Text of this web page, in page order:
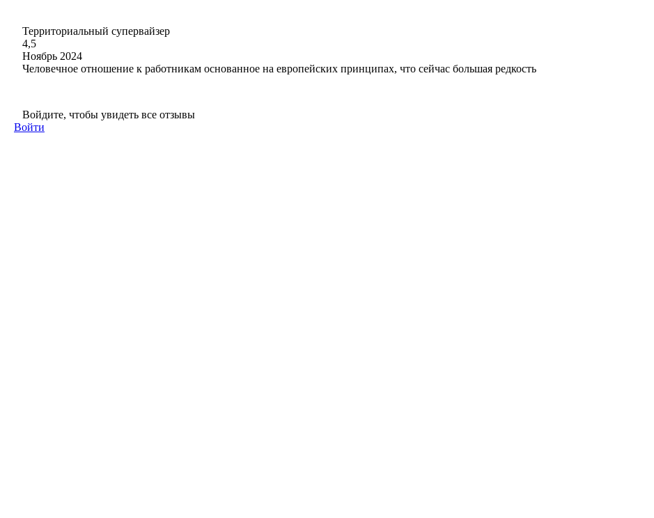
Территориальный супервайзер
4,5
Ноябрь 2024
Человечное отношение к работникам основанное на европейских принципах, что сейчас большая редкость
Войдите, чтобы увидеть все отзывы
Войти